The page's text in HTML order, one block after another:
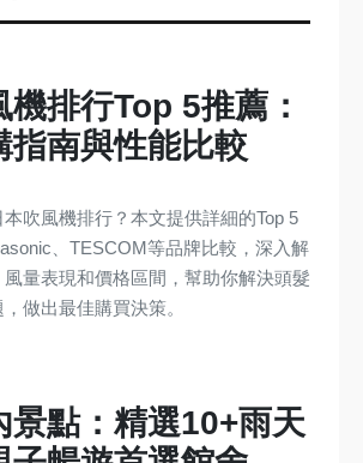
機排行Top 5推薦：
指南與性能比較
吹風機排行？本文提供詳細的Top 5
、TESCOM等品牌比較，深入解
量表現和價格區間，幫助你解決頭髮
做出最佳購買決策。
景點：精選10+雨天